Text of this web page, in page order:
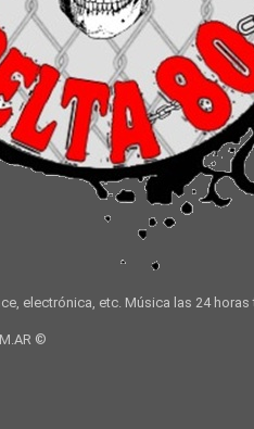
electrónica, etc. Música las 24
©